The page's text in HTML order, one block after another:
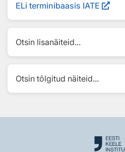
ELi terminibaasis IATE
Otsin lisanäiteid...
Otsin tõlgitud näiteid...